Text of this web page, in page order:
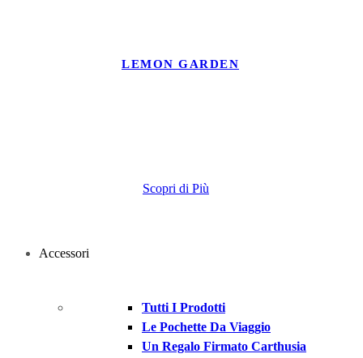
LEMON GARDEN
Scopri di Più
Accessori
Tutti I Prodotti
Le Pochette Da Viaggio
Un Regalo Firmato Carthusia